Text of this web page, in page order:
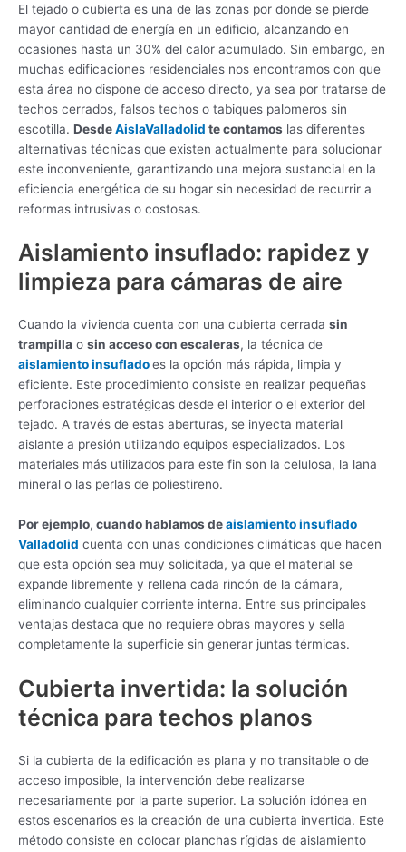
El tejado o cubierta es una de las zonas por donde se pierde
mayor cantidad de energía en un edificio, alcanzando en
ocasiones hasta un 30% del calor acumulado. Sin embargo, en
muchas edificaciones residenciales nos encontramos con que
esta área no dispone de acceso directo, ya sea por tratarse de
techos cerrados, falsos techos o tabiques palomeros sin
escotilla. DesdeAislaValladolid te contamos las diferentes
alternativas técnicas que existen actualmente para solucionar
este inconveniente, garantizando una mejora sustancial en la
eficiencia energética de su hogar sin necesidad de recurrir a
reformas intrusivas o costosas.
Aislamiento insuflado: rapidez y
limpieza para cámaras de aire
Cuando la vivienda cuenta con una cubierta cerrada sin
trampilla o sin acceso con escaleras, la técnica de
aislamiento insufladoes la opción más rápida, limpia y
eficiente. Este procedimiento consiste en realizar pequeñas
perforaciones estratégicas desde el interior o el exterior del
tejado. A través de estas aberturas, se inyecta material
aislante a presión utilizando equipos especializados. Los
materiales más utilizados para este fin son la celulosa, la lana
mineral o las perlas de poliestireno.
Por ejemplo, cuando hablamos deaislamiento insuflado
Valladolid cuenta con unas condiciones climáticas que hacen
que esta opción sea muy solicitada, ya que el material se
expande libremente y rellena cada rincón de la cámara,
eliminando cualquier corriente interna. Entre sus principales
ventajas destaca que no requiere obras mayores y sella
completamente la superficie sin generar juntas térmicas.
Cubierta invertida: la solución
técnica para techos planos
Si la cubierta de la edificación es plana y no transitable o de
acceso imposible, la intervención debe realizarse
necesariamente por la parte superior. La solución idónea en
estos escenarios es la creación de una cubierta invertida. Este
método consiste en colocar planchas rígidas de aislamiento